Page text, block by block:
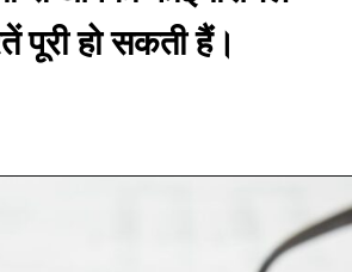
पूरी हो सकती हैं।